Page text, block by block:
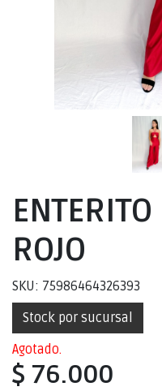
ROJO
SKU: 75986464326393
Stock por sucursal
Agotado.
$ 76.000